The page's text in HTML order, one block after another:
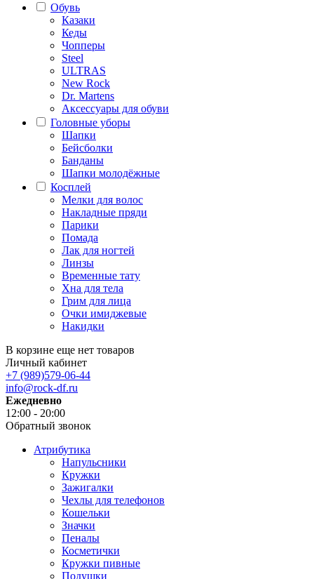
Обувь
Казаки
Кеды
Чопперы
Steel
ULTRAS
New Rock
Dr. Martens
Аксессуары для обуви
Головные уборы
Шапки
Бейсболки
Банданы
Шапки молодёжные
Косплей
Мелки для волос
Накладные пряди
Парики
Помада
Лак для ногтей
Линзы
Временные тату
Хна для тела
Грим для лица
Очки имиджевые
Накидки
В корзине еще нет товаров
Личный кабинет
+7 (989)579-06-44
info@rock-df.ru
Ежедневно
12:00 - 20:00
Обратный звонок
Атрибутика
Напульсники
Кружки
Зажигалки
Чехлы для телефонов
Кошельки
Значки
Пеналы
Косметички
Кружки пивные
Подушки